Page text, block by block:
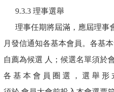
9.3.3 理事選舉
理事任期將屆滿，應屆理事
月發信通知各基本會員。各基
自薦為候選 人；候選名單須於
各 基 本 會 員 圈 選 ， 選 舉 形